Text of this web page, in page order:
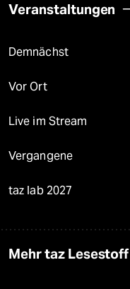
Veranstaltungen
Demnächst
Vor Ort
Live im Stream
Vergangene
taz lab 2027
Mehr taz Lesestoff